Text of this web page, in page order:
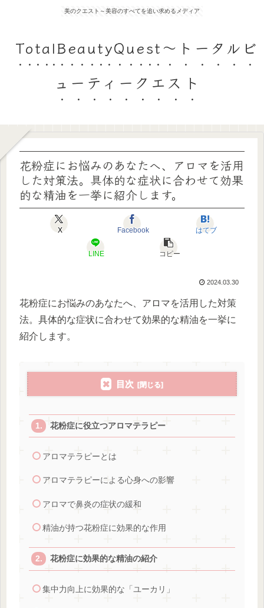
美のクエスト～美容のすべてを追い求めるメディア
TotalBeautyQuest～トータルビ
ューティークエスト
花粉症にお悩みのあなたへ、アロマを活用
した対策法。具体的な症状に合わせて効果
的な精油を一挙に紹介します。
X Facebook はてブ
LINE コピー
2024.03.30
花粉症にお悩みのあなたへ、アロマを活用した対策
法。具体的な症状に合わせて効果的な精油を一挙に
紹介します。
目次
花粉症に役立つアロマテラピー
アロマテラピーとは
アロマテラピーによる心身への影響
アロマで鼻炎の症状の緩和
精油が持つ花粉症に効果的な作用
花粉症に効果的な精油の紹介
集中力向上に効果的な「ユーカリ」